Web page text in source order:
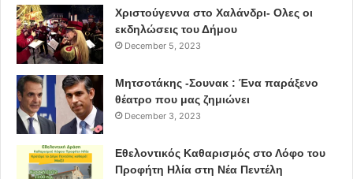
Χριστούγεννα στο Χαλάνδρι- Ολες οι
εκδηλώσεις του Δήμου
December 5, 2023
Μητσοτάκης -Σουνακ : Ένα παράξενο
θέατρο που μας ζημιώνει
December 3, 2023
Εθελοντικός Καθαρισμός στο Λόφο του
Προφήτη Ηλία στη Νέα Πεντέλη